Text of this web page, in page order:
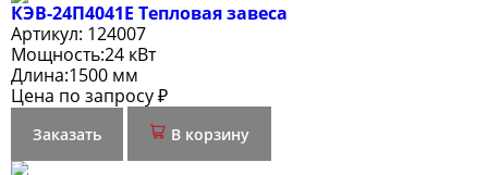
КЭВ-24П4041E Тепловая завеса
Артикул: 124007
Мощность:24 кВт
Длина:1500 мм
Цена по запросу ₽
Заказать В корзину